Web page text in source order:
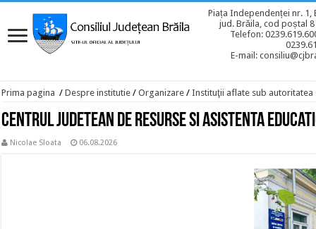
Piața Independenței nr. 1,
jud. Brăila, cod poștal
Telefon:
E-mail:
Prima pagina / Despre institutie / Organizare / Instituţii aflate sub autoritatea
Centrul Judetean de Resurse si Asistenta
Nicolae Sloata 06.08.2026